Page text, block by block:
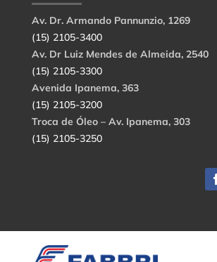
Av. Dr. Armando Pannunzio, 1269
(15) 2105-3400
Av. Dr Luiz Mendes de Almeida, 2540
(15) 2105-3300
Avenida Ipanema, 363
(15) 2105-3200
Troca de Óleo – Av. Ipanema, 303
(15) 2105-3250